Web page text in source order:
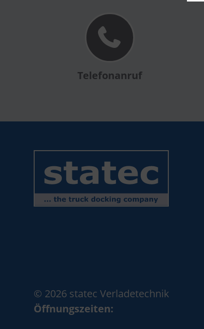
Telefonanruf
© 2026 statec Verladetechnik
Öffnungszeiten: